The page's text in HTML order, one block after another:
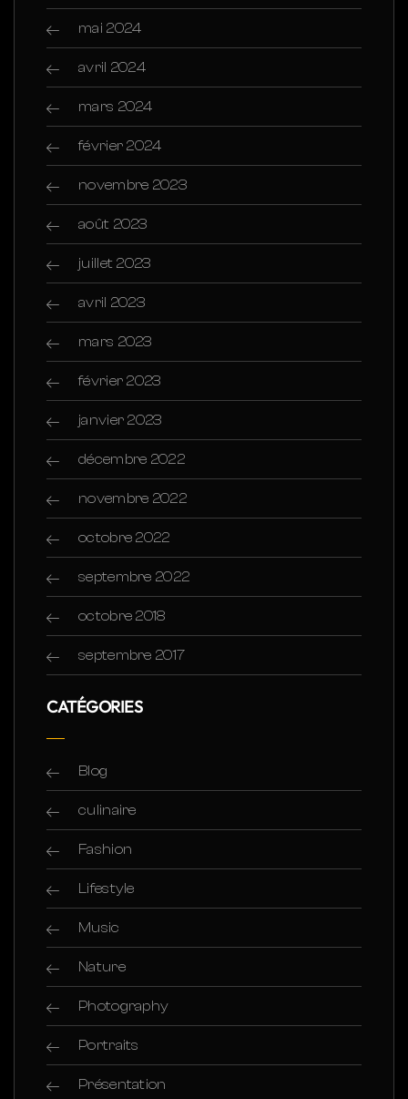
mai 2024
avril 2024
mars 2024
février 2024
novembre 2023
août 2023
juillet 2023
avril 2023
mars 2023
février 2023
janvier 2023
décembre 2022
novembre 2022
octobre 2022
septembre 2022
octobre 2018
septembre 2017
CATÉGORIES
Blog
culinaire
Fashion
Lifestyle
Music
Nature
Photography
Portraits
Présentation